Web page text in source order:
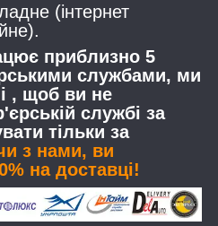
(інтернет
приблизно 5
службами, ми
, щоб ви не
службі за
тільки за
з нами, ви
на доставці!